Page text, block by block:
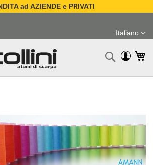
ad AZIENDE e PRIVATI
contenuto
Lingua
Italiano